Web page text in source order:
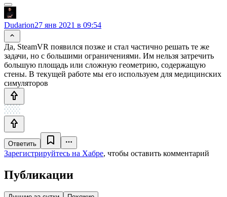
Dudarion27 янв 2021 в 09:54
Да, SteamVR появился позже и стал частично решать те же
задачи, но с большими ограничениями. Им нельзя затречить
большую площадь или сложную геометрию, содержащую
стены. В текущей работе мы его используем для медицинских
симуляторов
Ответить
Зарегистрируйтесь на Хабре, чтобы оставить комментарий
Публикации